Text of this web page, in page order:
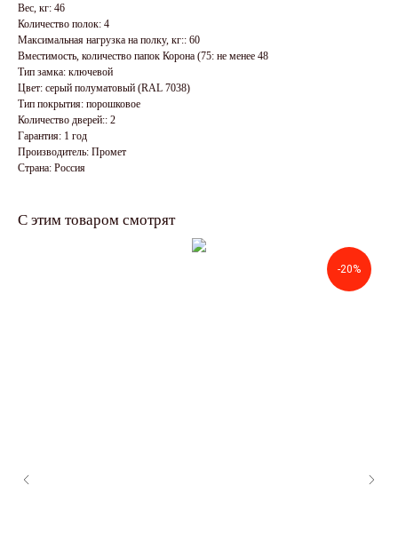
Вес, кг: 46
Количество полок: 4
Максимальная нагрузка на полку, кг:: 60
Вместимость, количество папок Корона (75: не менее 48
Тип замка: ключевой
Цвет: серый полуматовый (RAL 7038)
Тип покрытия: порошковое
Количество дверей:: 2
Гарантия: 1 год
Производитель: Промет
Страна: Россия
С этим товаром смотрят
-20%